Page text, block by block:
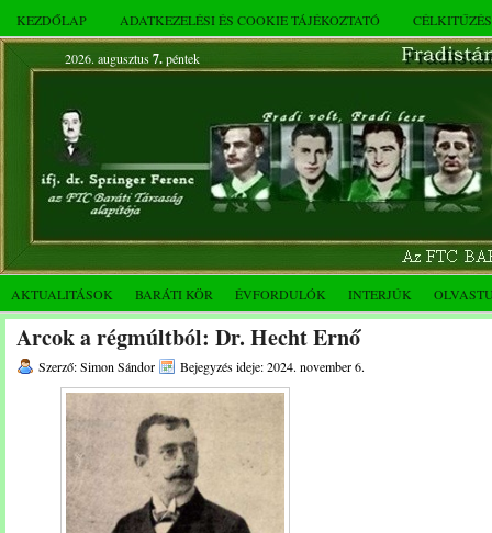
KEZDŐLAP ADATKEZELÉSI ÉS COOKIE TÁJÉKOZTATÓ
2026. augusztus 7.péntek
AKTUALITÁSOK BARÁTI KÖR ÉVFORDULÓK INTERJÚK
Arcok a régmúltból: Dr. Hecht Ernő
Szerző: Simon Sándor Bejegyzés ideje: 2024. november 6.